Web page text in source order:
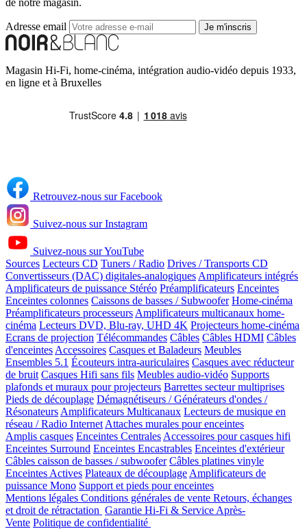
de notre magasin.
Adresse email Je m'inscris
Magasin Hi-Fi, home-cinéma, intégration audio-vidéo depuis 1933,
en ligne et à Bruxelles
Retrouvez-nous sur Facebook
Suivez-nous sur Instagram
Suivez-nous sur YouTube
Sources Lecteurs CD Tuners / Radio Drives / Transports CD
Convertisseurs (DAC) digitales-analogiques Amplificateurs intégrés
Amplificateurs de puissance Stéréo Préamplificateurs Enceintes
Enceintes colonnes Caissons de basses / Subwoofer Home-cinéma
Préamplificateurs processeurs Amplificateurs multicanaux home-
cinéma Lecteurs DVD, Blu-ray, UHD 4K Projecteurs home-cinéma
Ecrans de projection Télécommandes Câbles Câbles HDMI Câbles
d'enceintes Accessoires Casques et Baladeurs Meubles
Ensembles 5.1 Écouteurs intra-auriculaires Casques avec réducteur
de bruit Casques Hifi sans fils Meubles audio-vidéo Supports
plafonds et muraux pour projecteurs Barrettes secteur multiprises
Pieds de découplage Démagnétiseurs / Générateurs d'ondes /
Résonateurs Amplificateurs Multicanaux Lecteurs de musique en
réseau / Radio Internet Attaches murales pour enceintes
Amplis casques Enceintes Centrales Accessoires pour casques hifi
Enceintes Surround Enceintes Encastrables Enceintes d'extérieur
Câbles caisson de basses / subwoofer Câbles platines vinyle
Enceintes Actives Plateaux de découplage Amplificateurs de
puissance Mono Support et pieds pour enceintes
Mentions légales Conditions générales de vente Retours, échanges
et droit de rétractation Garantie Hi-Fi & Service Après-
Vente Politique de confidentialité